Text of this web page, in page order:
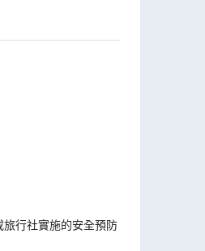
行社實施的安全預防